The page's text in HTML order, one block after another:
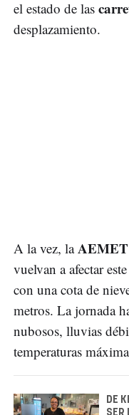
el estado de las
desplazamiento.
A la vez, laAEMET
vuelvan a afectar
con una cota de
metros. La jornada
nubosos, lluvias
temperaturas
DE
SER